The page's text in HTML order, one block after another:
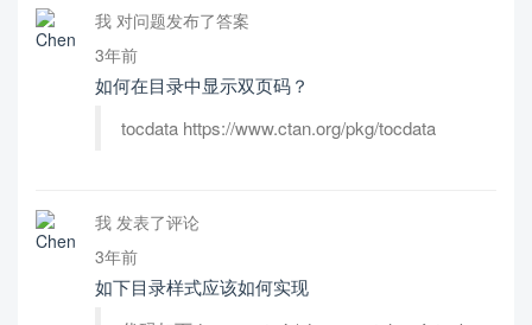
我 对问题发布了答案
3年前
如何在目录中显示双页码？
tocdata https://www.ctan.org/pkg/tocdata
我 发表了评论
3年前
如下目录样式应该如何实现